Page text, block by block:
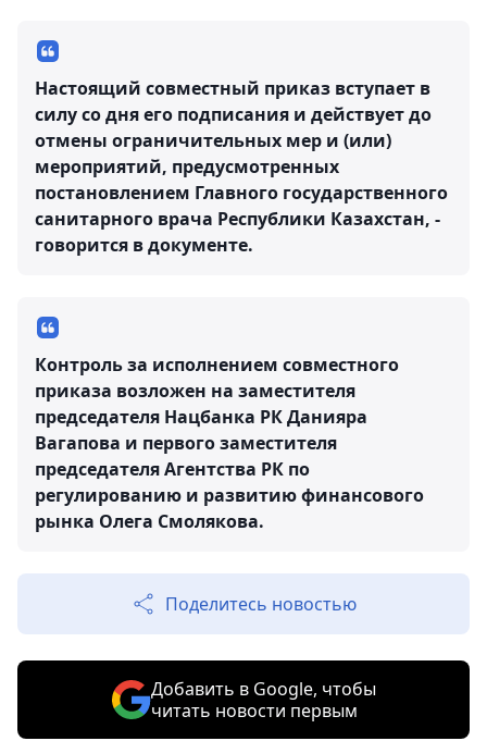
Настоящий совместный приказ вступает в
силу со дня его подписания и действует до
отмены ограничительных мер и (или)
мероприятий, предусмотренных
постановлением Главного государственного
санитарного врача Республики Казахстан, -
говорится в документе.
Контроль за исполнением совместного
приказа возложен на заместителя
председателя Нацбанка РК Данияра
Вагапова и первого заместителя
председателя Агентства РК по
регулированию и развитию финансового
рынка Олега Смолякова.
Поделитесь новостью
Добавить в Google, чтобы
читать новости первым